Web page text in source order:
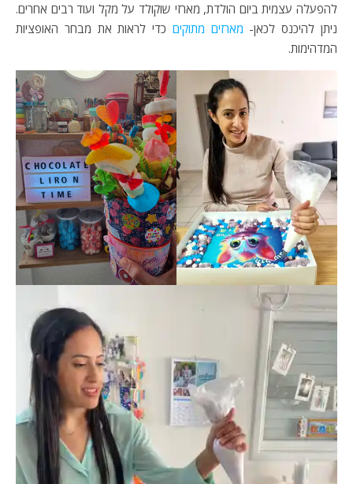
להפעלה עצמית ביום הולדת, מארזי שוקולד על מקל ועוד רבים אחרים.
ניתן להיכנס לכאן- מארזים מתוקים כדי לראות את מבחר האופציות
המדהימות.